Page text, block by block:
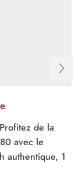
de la
avec le
authentique, 1